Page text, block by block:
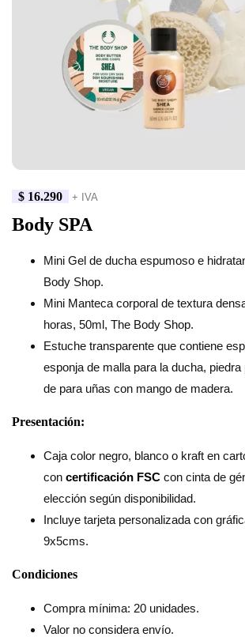
$ 16.290 + IVA
Body SPA
Mini Gel de ducha espumoso e
Body Shop.
Mini Manteca corporal de textura
horas, 50ml, The Body Shop.
Estuche transparente que contiene
esponja de malla para la ducha,
de para uñas con mango de madera.
Presentación:
Caja color negro, blanco o kraft en
con certificación FSC con cinta de
elección según disponibilidad.
Incluye tarjeta personalizada con
9x5cms.
Condiciones
Compra mínima: 20 unidades.
Valor no considera envío.